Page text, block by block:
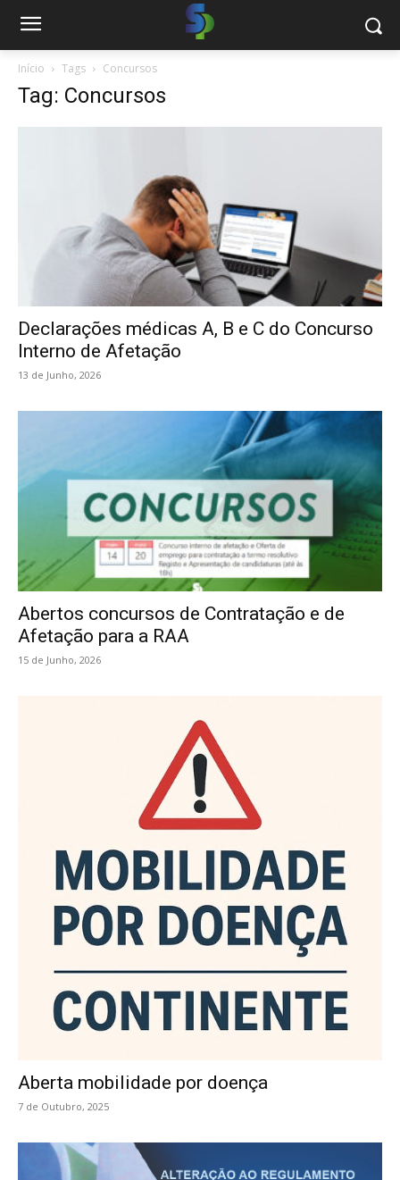
Início Tags Concursos
Tag: Concursos
Declarações médicas A, B e C do Concurso
Interno de Afetação
13 de Junho, 2026
Abertos concursos de Contratação e de
Afetação para a RAA
15 de Junho, 2026
Aberta mobilidade por doença
7 de Outubro, 2025